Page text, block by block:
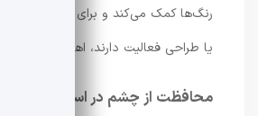
رنگ‌ها کمک می‌کند و برای کاربرانی که در
یا طراحی فعالیت دارند، اهمیت زیادی
محافظت از چشم در استفاده